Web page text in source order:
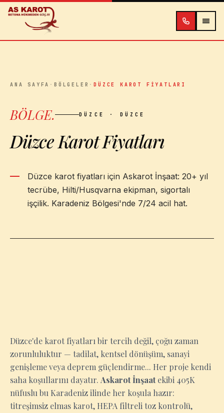
İçeriğe atla
ANA SAYFA ·BÖLGELER ·DÜZCE KAROT FIYATLARI
BÖLGE. DÜZCE · DÜZCE
Düzce Karot Fiyatları
Düzce karot fiyatları için Askarot İnşaat: 20+ yıl
tecrübe, Hilti/Husqvarna ekipman, sigortalı
işçilik. Karadeniz Bölgesi'nde 7/24 acil hat.
Düzce'de karot fiyatları bir tercih değil, çoğu zaman
zorunluluktur — tadilat, kentsel dönüşüm, sanayi
genişleme veya deprem güçlendirme... Her proje kendi
saha koşullarını dayatır. Askarot İnşaatekibi 405K
nüfuslu bu Karadeniz ilinde her koşula hazır:
titreşimsiz elmas karot, HEPA filtreli toz kontrolü,